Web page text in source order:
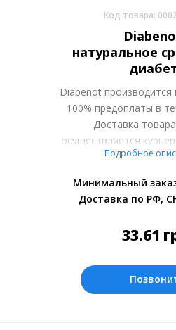
Код товара:
натуральное
Diabenot производится
100% предоплаты в
Доставка
осуществляется
или самовывозом со
Оплата производится
08.08.2026. Текущий
Подробное
Минимальный
Доставка по РФ,
33.61